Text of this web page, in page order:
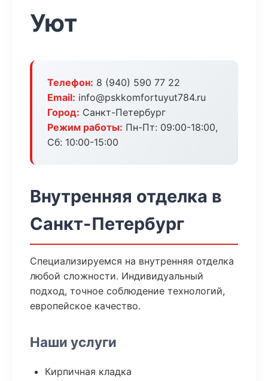
Уют
Телефон: 8 (940) 590 77 22
Email: info@pskkomfortuyut784.ru
Город: Санкт-Петербург
Режим работы: Пн-Пт: 09:00-18:00,
Сб: 10:00-15:00
Внутренняя отделка в
Санкт-Петербург
Специализируемся на внутренняя отделка
любой сложности. Индивидуальный
подход, точное соблюдение технологий,
европейское качество.
Наши услуги
Кирпичная кладка